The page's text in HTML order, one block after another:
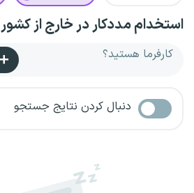
استخدام مددکار در خارج از کشور
کارفرما هستید؟
دنبال کردن نتایج جستجو